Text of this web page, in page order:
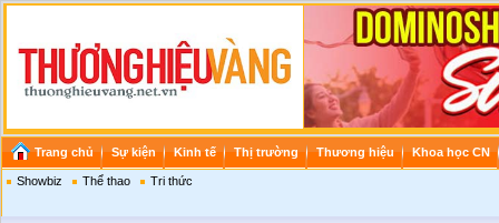
Trang chủ Sự kiện Kinh tế Thị trường Thương hiệu Khoa học CN
Showbiz Thể thao Tri thức